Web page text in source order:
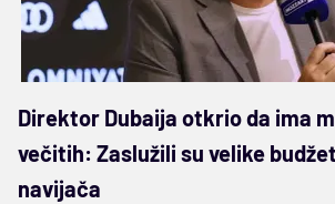
Direktor Dubaija otkrio da ima
večitih: Zaslužili su velike
navijača